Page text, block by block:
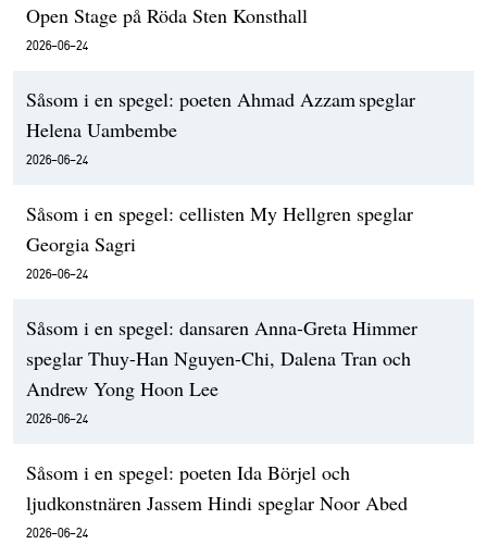
Open Stage på Röda Sten Konsthall
2026-06-24
Såsom i en spegel: poeten Ahmad Azzam speglar
Helena Uambembe
2026-06-24
Såsom i en spegel: cellisten My Hellgren speglar
Georgia Sagri
2026-06-24
Såsom i en spegel: dansaren Anna-Greta Himmer
speglar Thuy-Han Nguyen-Chi, Dalena Tran och
Andrew Yong Hoon Lee
2026-06-24
Såsom i en spegel: poeten Ida Börjel och
ljudkonstnären Jassem Hindi speglar Noor Abed
2026-06-24